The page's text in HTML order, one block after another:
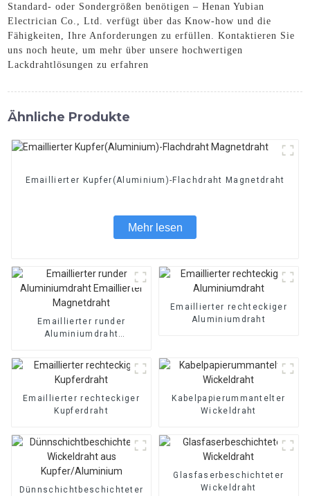
Standard- oder Sondergrößen benötigen – Henan Yubian
Electrician Co., Ltd. verfügt über das Know-how und die
Fähigkeiten, Ihre Anforderungen zu erfüllen. Kontaktieren Sie
uns noch heute, um mehr über unsere hochwertigen
Lackdrahtlösungen zu erfahren
Ähnliche Produkte
Emaillierter Kupfer(Aluminium)-Flachdraht Magnetdraht
Mehr lesen
Emaillierter runder
Aluminiumdraht
Emaillierter rechteckiger
Aluminiumdraht
Emaillierter rechteckiger
Kupferdraht
Kabelpapierummantelter
Wickeldraht
Dünnschichtbeschichteter
Glasfaserbeschichteter
Wickeldraht